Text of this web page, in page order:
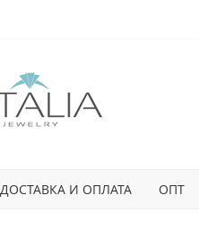
ДОСТАВКА И ОПЛАТА ОПТ